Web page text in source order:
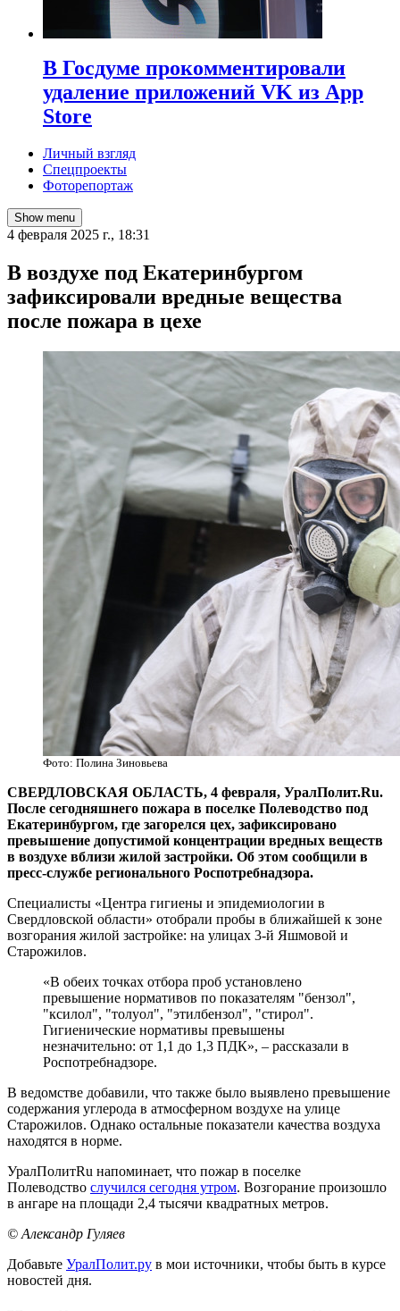
В Госдуме прокомментировали
удаление приложений VK из App
Store
Личный взгляд
Спецпроекты
Фоторепортаж
Show menu
4 февраля 2025 г., 18:31
В воздухе под Екатеринбургом
зафиксировали вредные вещества
после пожара в цехе
Фото: Полина Зиновьева
СВЕРДЛОВСКАЯ ОБЛАСТЬ, 4 февраля, УралПолит.Ru.
После сегодняшнего пожара в поселке Полеводство под
Екатеринбургом, где загорелся цех, зафиксировано
превышение допустимой концентрации вредных веществ
в воздухе вблизи жилой застройки. Об этом сообщили в
пресс-службе регионального Роспотребнадзора.
Специалисты «Центра гигиены и эпидемиологии в
Свердловской области» отобрали пробы в ближайшей к зоне
возгорания жилой застройке: на улицах 3-й Яшмовой и
Старожилов.
«В обеих точках отбора проб установлено
превышение нормативов по показателям "бензол",
"ксилол", "толуол", "этилбензол", "стирол".
Гигиенические нормативы превышены
незначительно: от 1,1 до 1,3 ПДК», – рассказали в
Роспотребнадзоре.
В ведомстве добавили, что также было выявлено превышение
содержания углерода в атмосферном воздухе на улице
Старожилов. Однако остальные показатели качества воздуха
находятся в норме.
УралПолитRu напоминает, что пожар в поселке
Полеводство случился сегодня утром. Возгорание произошло
в ангаре на площади 2,4 тысячи квадратных метров.
© Александр Гуляев
Добавьте УралПолит.ру в мои источники, чтобы быть в курсе
новостей дня.